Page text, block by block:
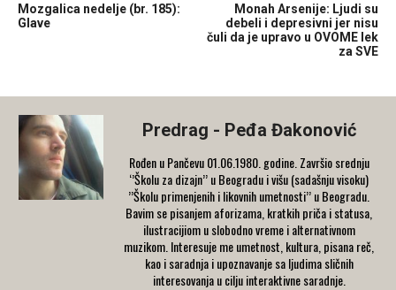
Mozgalica nedelje (br. 185):
Glave
Monah Arsenije: Ljudi su
debeli i depresivni jer nisu
čuli da je upravo u OVOME lek
za SVE
Predrag - Peđa Đakonović
Rođen u Pančevu 01.06.1980. godine. Završio srednju
‘’Školu za dizajn’’ u Beogradu i višu (sadašnju visoku)
’’Školu primenjenih i likovnih umetnosti’’ u Beogradu.
Bavim se pisanjem aforizama, kratkih priča i statusa,
ilustracijiom u slobodno vreme i alternativnom
muzikom. Interesuje me umetnost, kultura, pisana reč,
kao i saradnja i upoznavanje sa ljudima sličnih
interesovanja u cilju interaktivne saradnje.